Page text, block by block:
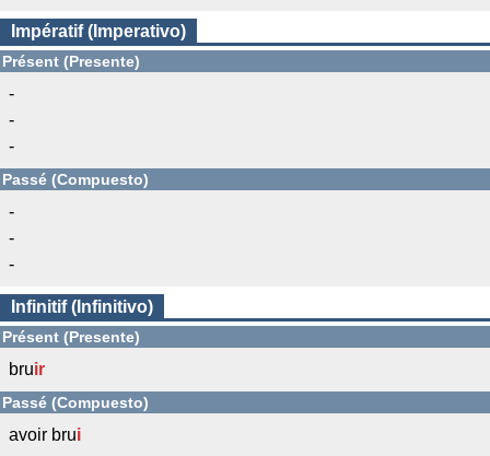
Impératif (Imperativo)
Présent (Presente)
-
-
-
Passé (Compuesto)
-
-
-
Infinitif (Infinitivo)
Présent (Presente)
bruir
Passé (Compuesto)
avoir brui